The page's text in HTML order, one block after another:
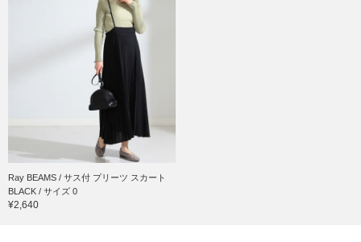
Ray BEAMS / サス付 プリーツ スカート
BLACK / サイズ 0
¥2,640